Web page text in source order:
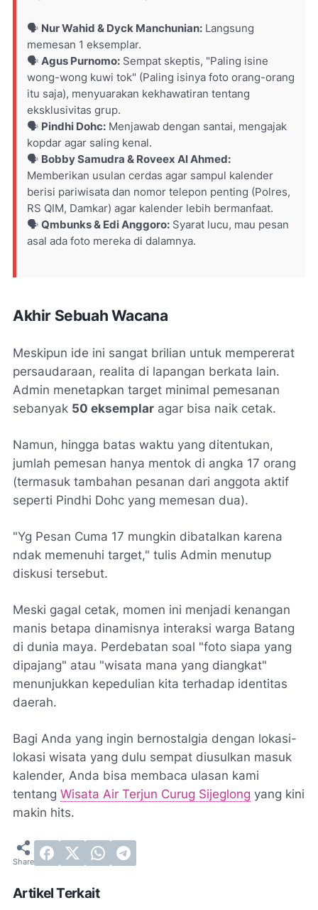
🗣️ Nur Wahid & Dyck Manchunian: Langsung
memesan 1 eksemplar.
🗣️ Agus Purnomo: Sempat skeptis, "Paling isine
wong-wong kuwi tok" (Paling isinya foto orang-orang
itu saja), menyuarakan kekhawatiran tentang
eksklusivitas grup.
🗣️ Pindhi Dohc: Menjawab dengan santai, mengajak
kopdar agar saling kenal.
🗣️ Bobby Samudra & Roveex Al Ahmed:
Memberikan usulan cerdas agar sampul kalender
berisi pariwisata dan nomor telepon penting (Polres,
RS QIM, Damkar) agar kalender lebih bermanfaat.
🗣️ Qmbunks & Edi Anggoro: Syarat lucu, mau pesan
asal ada foto mereka di dalamnya.
Akhir Sebuah Wacana
Meskipun ide ini sangat brilian untuk mempererat
persaudaraan, realita di lapangan berkata lain.
Admin menetapkan target minimal pemesanan
sebanyak 50 eksemplar agar bisa naik cetak.
Namun, hingga batas waktu yang ditentukan,
jumlah pemesan hanya mentok di angka 17 orang
(termasuk tambahan pesanan dari anggota aktif
seperti Pindhi Dohc yang memesan dua).
"Yg Pesan Cuma 17 mungkin dibatalkan karena
ndak memenuhi target," tulis Admin menutup
diskusi tersebut.
Meski gagal cetak, momen ini menjadi kenangan
manis betapa dinamisnya interaksi warga Batang
di dunia maya. Perdebatan soal "foto siapa yang
dipajang" atau "wisata mana yang diangkat"
menunjukkan kepedulian kita terhadap identitas
daerah.
Bagi Anda yang ingin bernostalgia dengan lokasi-
lokasi wisata yang dulu sempat diusulkan masuk
kalender, Anda bisa membaca ulasan kami
tentang Wisata Air Terjun Curug Sijeglong yang kini
makin hits.
Artikel Terkait